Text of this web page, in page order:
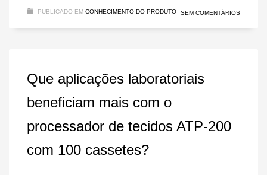
PUBLICADO EM CONHECIMENTO DO PRODUTO SEM COMENTÁRIOS
Que aplicações laboratoriais
beneficiam mais com o
processador de tecidos ATP-200
com 100 cassetes?